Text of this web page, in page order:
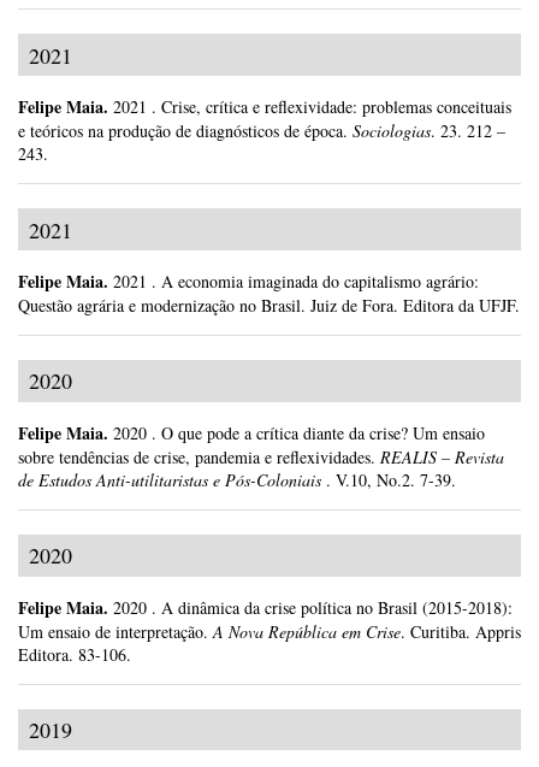
2021
Felipe Maia. 2021 . Crise, crítica e reflexividade: problemas conceituais
e teóricos na produção de diagnósticos de época. Sociologias. 23. 212 –
243.
2021
Felipe Maia. 2021 . A economia imaginada do capitalismo agrário:
Questão agrária e modernização no Brasil. Juiz de Fora. Editora da UFJF.
2020
Felipe Maia. 2020 . O que pode a crítica diante da crise? Um ensaio
sobre tendências de crise, pandemia e reflexividades. REALIS – Revista
de Estudos Anti-utilitaristas e Pós-Coloniais . V.10, No.2. 7-39.
2020
Felipe Maia. 2020 . A dinâmica da crise política no Brasil (2015-2018):
Um ensaio de interpretação. A Nova República em Crise. Curitiba. Appris
Editora. 83-106.
2019